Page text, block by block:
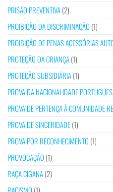
PRISÃO PREVENTIVA(2)
PROIBIÇÃO DA DISCRIMINAÇÃO (1)
PROIBIÇÃO DE PENAS ACESSÓRIAS
PROTEÇÃO DA CRIANÇA(1)
PROTEÇÃO SUBSIDIÁRIA(1)
PROVA DA NACIONALIDADE
PROVA DE PERTENÇA À COMUNIDADE
PROVA DE SINCERIDADE(1)
PROVA POR RECONHECIMENTO (1)
PROVOCAÇÃO (1)
RAÇA CIGANA(2)